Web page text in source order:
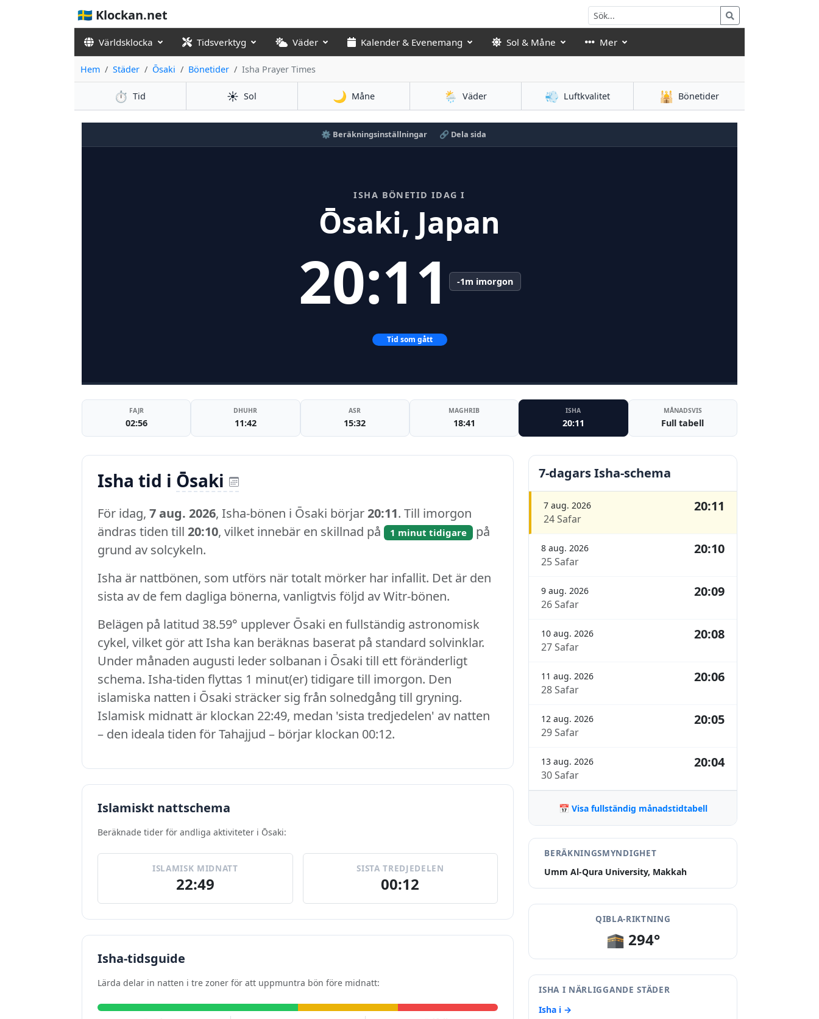
🇸🇪 Klockan.net
Världsklocka Tidsverktyg Väder Kalender & Evenemang Sol & Måne Mer
Hem Städer Ōsaki Bönetider Isha Prayer Times
⏱️ Tid ☀️ Sol 🌙 Måne 🌦️ Väder 💨 Luftkvalitet 🕌 Bönetider
⚙️ Beräkningsinställningar 🔗 Dela sida
ISHA BÖNETID IDAG I
Ōsaki, Japan
20:11 -1m imorgon
Tid som gått
FAJR
02:56
DHUHR
11:42
ASR
15:32
MAGHRIB
18:41
ISHA
20:11
MÅNADSVIS
Full tabell
Isha tid i Ōsaki
För idag, 7 aug. 2026, Isha-bönen i Ōsaki börjar20:11. Till imorgon
ändras tiden till 20:10, vilket innebär en skillnad på 1 minut tidigare på
grund av solcykeln.
Isha är nattbönen, som utförs när totalt mörker har infallit. Det är den
sista av de fem dagliga bönerna, vanligtvis följd av Witr-bönen.
Belägen på latitud 38.59° upplever Ōsaki en fullständig astronomisk
cykel, vilket gör att Isha kan beräknas baserat på standard solvinklar.
Under månaden augusti leder solbanan i Ōsaki till ett föränderligt
schema. Isha-tiden flyttas 1 minut(er) tidigare till imorgon. Den
islamiska natten i Ōsaki sträcker sig från solnedgång till gryning.
Islamisk midnatt är klockan 22:49, medan 'sista tredjedelen' av natten
– den ideala tiden för Tahajjud – börjar klockan 00:12.
Islamiskt nattschema
Beräknade tider för andliga aktiviteter i Ōsaki:
ISLAMISK MIDNATT
22:49
SISTA TREDJEDELEN
00:12
Isha-tidsguide
Lärda delar in natten i tre zoner för att uppmuntra bön före midnatt:
7-dagars Isha-schema
7 aug. 2026
24 Safar
20:11
8 aug. 2026
25 Safar
20:10
9 aug. 2026
26 Safar
20:09
10 aug. 2026
27 Safar
20:08
11 aug. 2026
28 Safar
20:06
12 aug. 2026
29 Safar
20:05
13 aug. 2026
30 Safar
20:04
📅 Visa fullständig månadstidtabell
BERÄKNINGSMYNDIGHET
Umm Al-Qura University, Makkah
QIBLA-RIKTNING
🕋 294°
ISHA I NÄRLIGGANDE STÄDER
Isha i →